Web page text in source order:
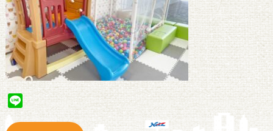
Line